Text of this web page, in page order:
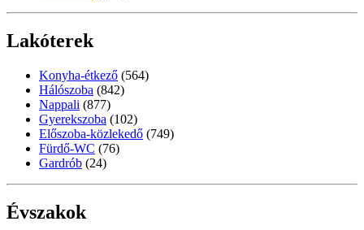
Lakóterek
Konyha-étkező (564)
Hálószoba (842)
Nappali (877)
Gyerekszoba (102)
Előszoba-közlekedő (749)
Fürdő-WC (76)
Gardrób (24)
Évszakok